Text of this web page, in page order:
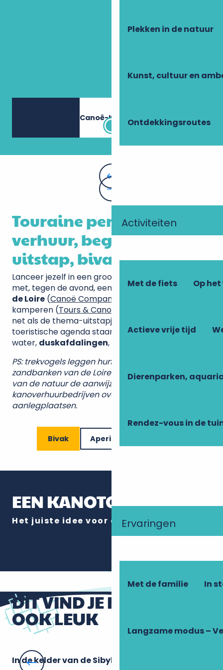
Plekken in de natuur
Kunst, cultuur en
Ontdekkingsroutes
Activiteiten
Met de fiets Op
Actieve vrije tijd
Dierenparken,
Rendez-vous in de
Ervaringen
Met de familie In
Langzame modus –
Canoë-Kayak
Touraine per kano:
verhuur, begeleide
uitstap, bivak…
Lanceer jezelf in een groot meerdaags avontuur
met, tegen de avond, een
bivak op eilanden in
de Loire (Canoë Company
kamperen (Tours & Canoë
net als de thema-uitstapjes die regelmatig in de
toeristische agenda staan: aperitieven op het
water, duskafdalingen, wildobservatie…
PS: trekvogels leggen hun eieren op de
zandbanken van de Loire. Volg voor het behoud
van de natuur de aanwijzingen van de
kanoverhuurbedrijven over mogelijke
aanlegplaatsen.
Bivak Aperitief op het water
EEN KANOTOCHT
Het juiste idee voor een...
Vrijgezellenfeest
Lees meer over
Lees meer over
DIT VIND JE MISSCHIEN
OOK LEUK
In de kelder van de Sibyl